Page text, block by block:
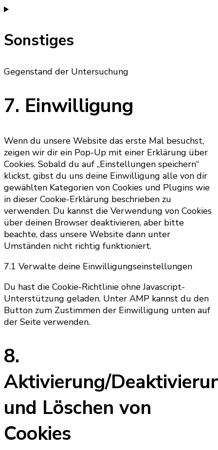
Consent
service
wordpress
Sonstiges
Gegenstand der Untersuchung
to
service
7. Einwilligung
Wenn du unsere Website das erste Mal besuchst,
zeigen wir dir ein Pop-Up mit einer Erklärung über
Cookies. Sobald du auf „Einstellungen speichern“
klickst, gibst du uns deine Einwilligung alle von dir
gewählten Kategorien von Cookies und Plugins wie
in dieser Cookie-Erklärung beschrieben zu
verwenden. Du kannst die Verwendung von Cookies
über deinen Browser deaktivieren, aber bitte
beachte, dass unsere Website dann unter
Umständen nicht richtig funktioniert.
7.1 Verwalte deine Einwilligungseinstellungen
Du hast die Cookie-Richtlinie ohne Javascript-
Unterstützung geladen. Unter AMP kannst du den
Button zum Zustimmen der Einwilligung unten auf
der Seite verwenden.
8.
Aktivierung/
und Löschen von
Cookies